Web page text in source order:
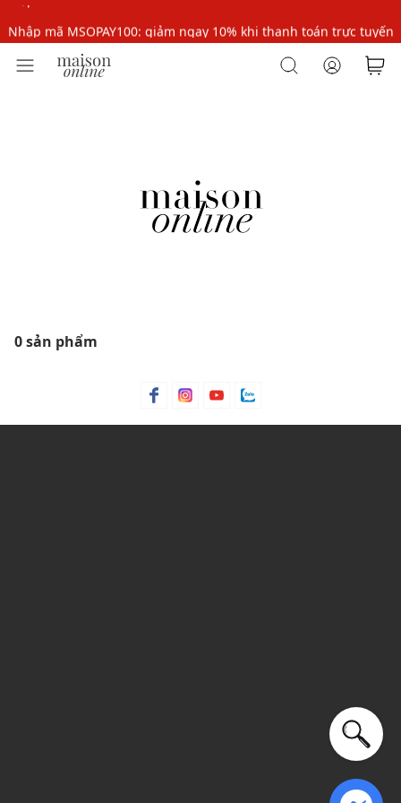
Nhập mã MSOPAY100: giảm ngay 10% khi thanh toán trực tuyến
Nhập mã: MSOXINCHAO - Giảm 10% đơn đầu cho thành viên mới!
0 sản phẩm